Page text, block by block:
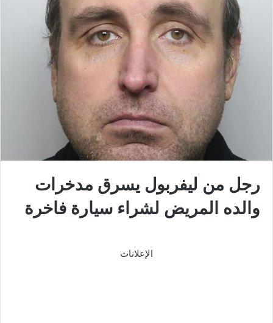
رجل من ليفربول يسرق مدخرات
والده المريض لشراء سيارة فاخرة
الإعلانات